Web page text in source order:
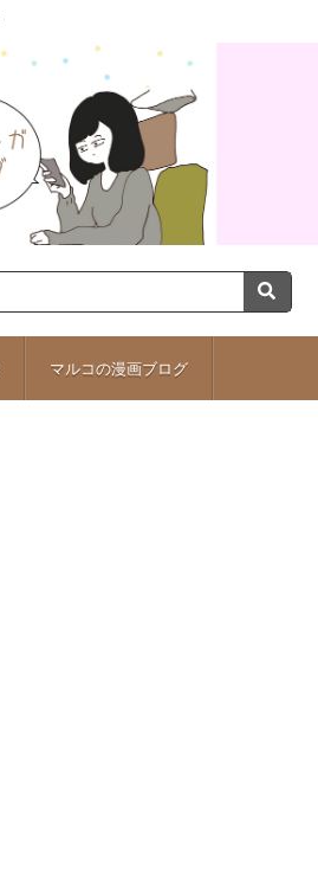
マルコの漫画ブログ